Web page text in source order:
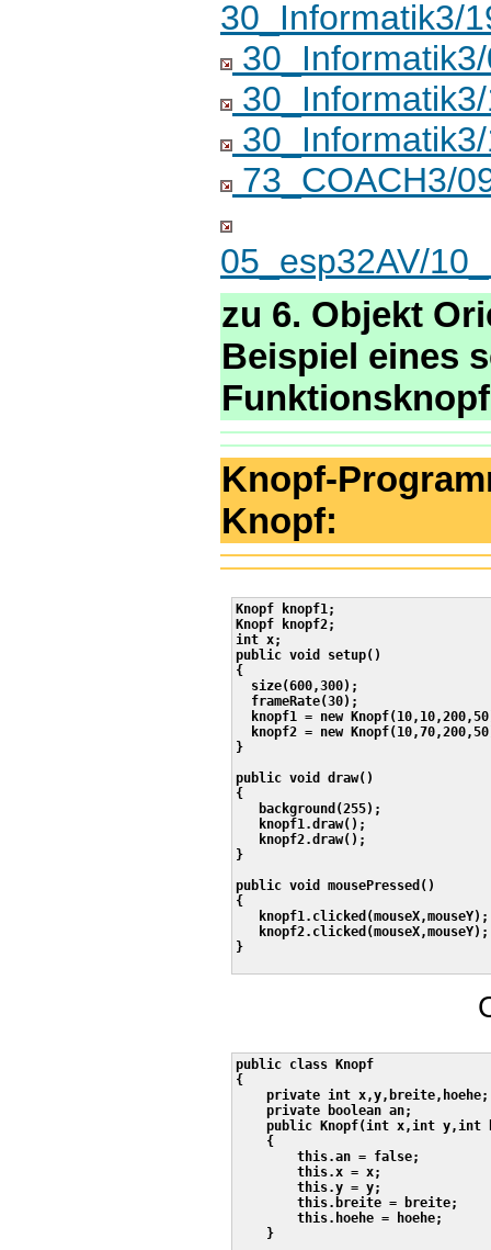
30_Informatik3/
73_COACH3/
05_esp32AV/
zu 6. Objekt
Beispiel eines
Knopf-
Knopf:
Knopf knopf1;
Knopf knopf2;
int x;
public void setup()
{
  size(600,300);
  frameRate(30);
knopf1 = new
knopf2 = new
}
public void draw()
{
   background(255);
   knopf1.draw();
   knopf2.draw();
}
public void mousePressed()
{
   knopf1.clicked(mouseX,mouseY);
   knopf2.clicked(mouseX,mouseY);
}
public class Knopf
{
    private int x,y,breite,hoehe;
    private boolean an;
public Knopf(int x,int y,int
    {
        this.an = false;
        this.x = x;
        this.y = y;
        this.breite = breite;
        this.hoehe = hoehe;
    }